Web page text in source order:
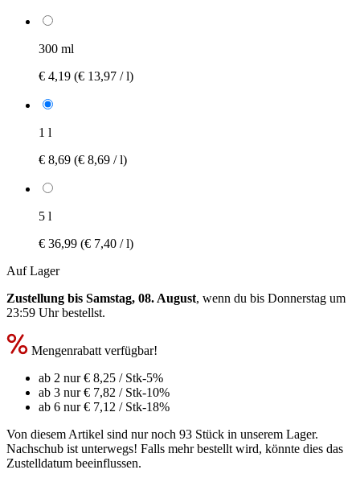
300 ml
€ 4,19 (€ 13,97 / l)
1 l
€ 8,69 (€ 8,69 / l)
5 l
€ 36,99 (€ 7,40 / l)
Auf Lager
Zustellung bis Samstag, 08. August, wenn du bis Donnerstag um
23:59 Uhrbestellst.
Mengenrabatt verfügbar!
ab 2 nur€ 8,25 / Stk-5%
ab 3 nur€ 7,82 / Stk-10%
ab 6 nur€ 7,12 / Stk-18%
Von diesem Artikel sind nur noch 93 Stück in unserem Lager.
Nachschub ist unterwegs! Falls mehr bestellt wird, könnte dies das
Zustelldatum beeinflussen.